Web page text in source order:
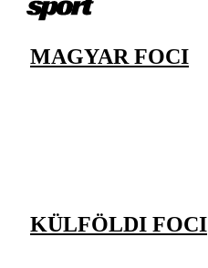
MAGYAR FOCI
KÜLFÖLDI FOCI